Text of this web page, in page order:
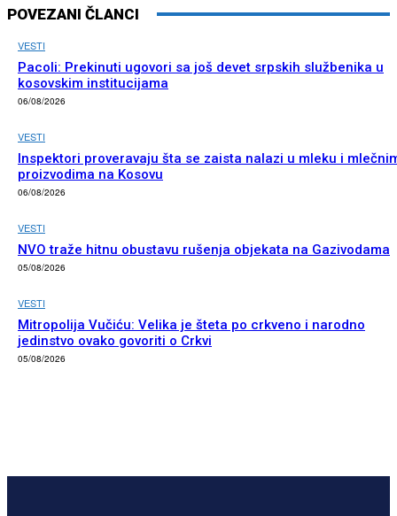
POVEZANI ČLANCI
VESTI
Pacoli: Prekinuti ugovori sa još devet srpskih službenika u
kosovskim institucijama
06/08/2026
VESTI
Inspektori proveravaju šta se zaista nalazi u mleku i
proizvodima na Kosovu
06/08/2026
VESTI
NVO traže hitnu obustavu rušenja objekata na Gazivodama
05/08/2026
VESTI
Mitropolija Vučiću: Velika je šteta po crkveno i narodno
jedinstvo ovako govoriti o Crkvi
05/08/2026